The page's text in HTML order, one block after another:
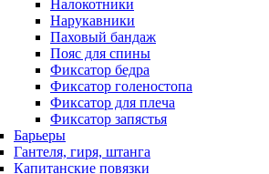
Налокотники
Нарукавники
Паховый бандаж
Пояс для спины
Фиксатор бедра
Фиксатор голеностопа
Фиксатор для плеча
Фиксатор запястья
Барьеры
Гантеля, гиря, штанга
Капитанские повязки